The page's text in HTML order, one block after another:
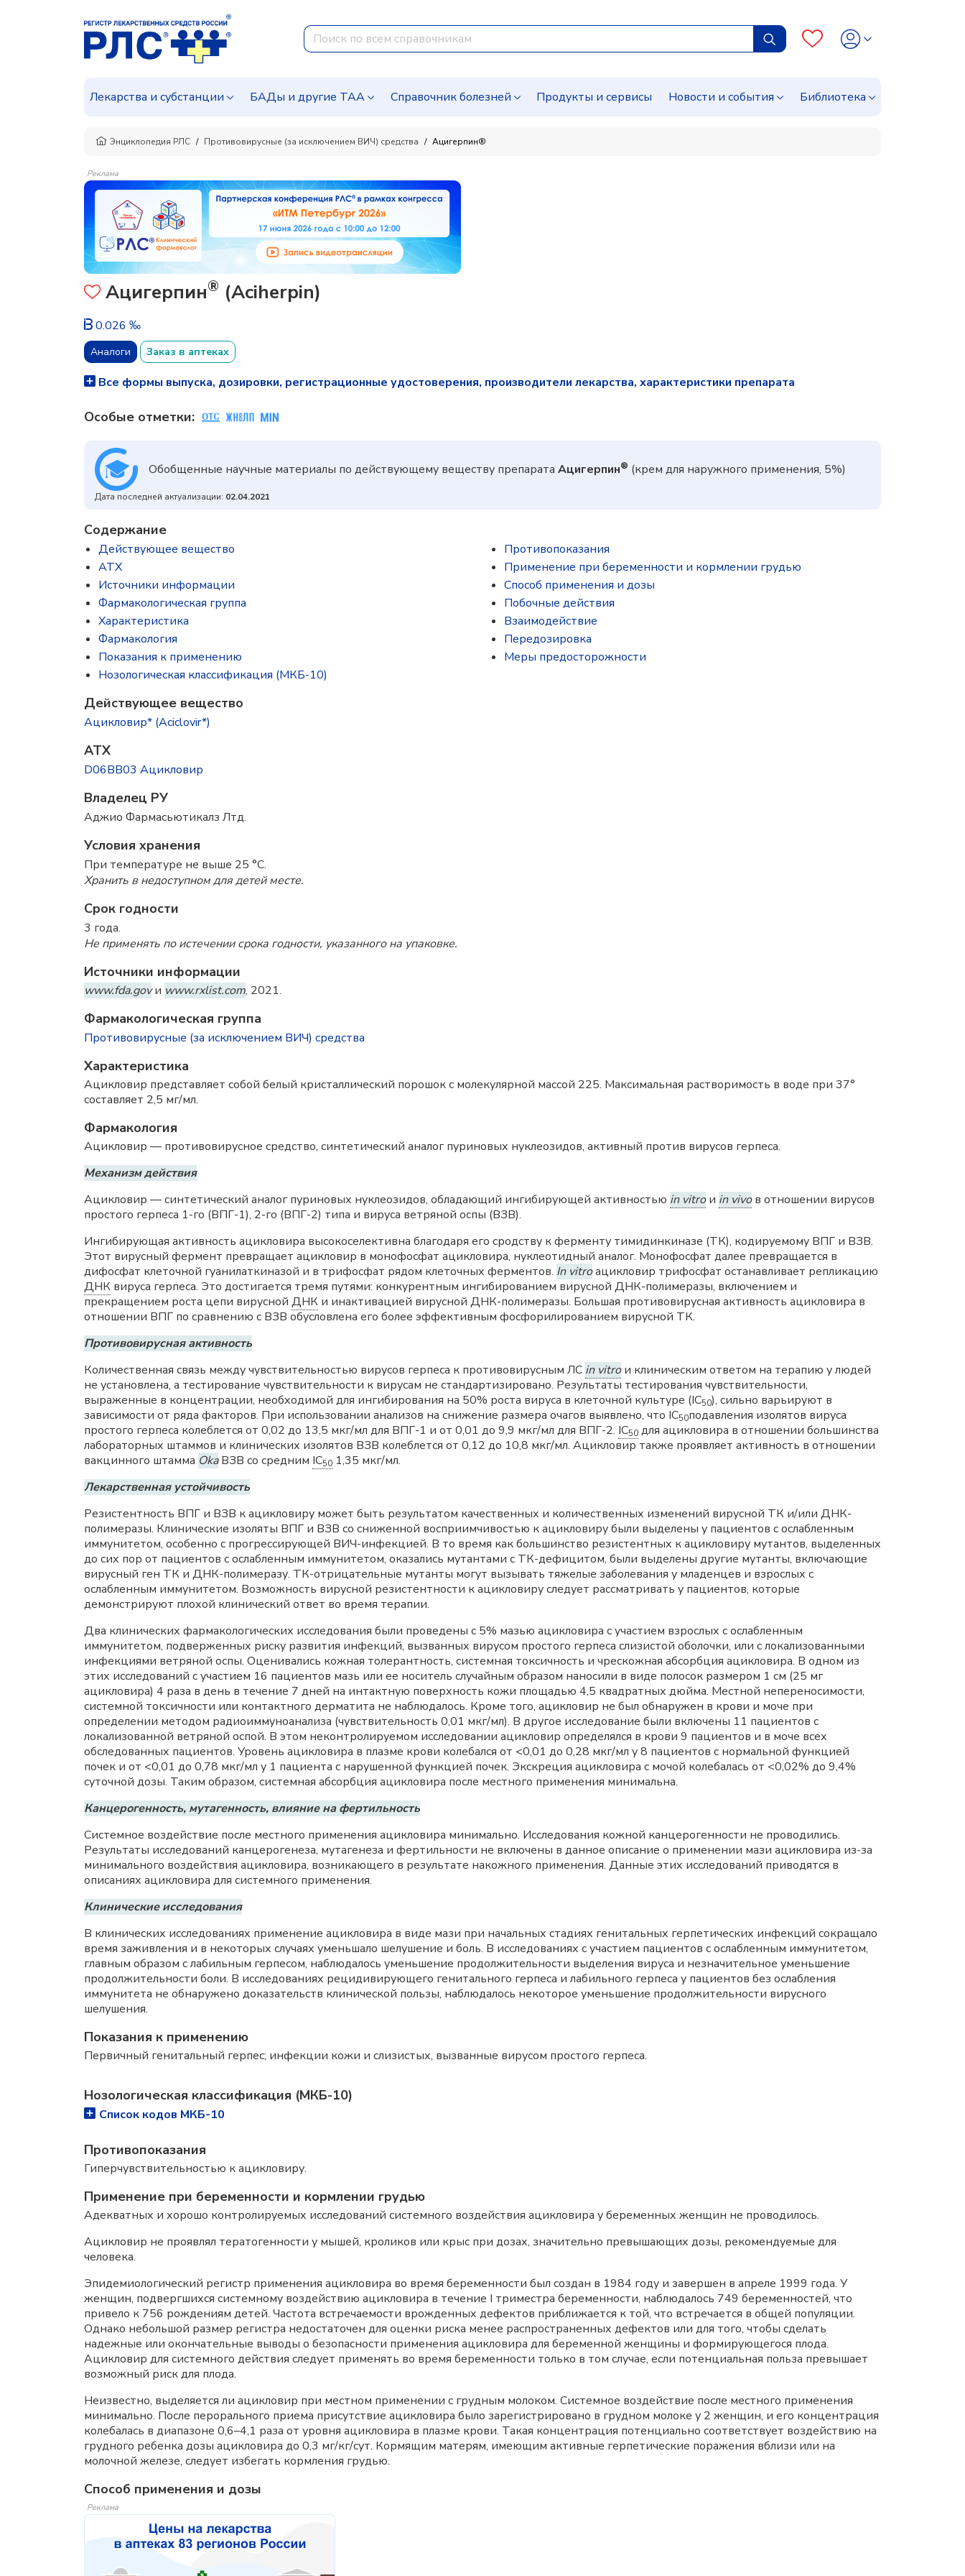
Лекарства и субстанции БАДы и другие ТАА Справочник болезней Продукты и сервисы Новости и события Библиотека
Энциклопедия РЛС Противовирусные (за исключением ВИЧ) средства Ацигерпин®
Реклама
Ацигерпин® (Aciherpin)
0.026 ‰
Аналоги Заказ в аптеках
Все формы выпуска, дозировки, регистрационные удостоверения, производители лекарства, характеристики препарата
Особые отметки:
Обобщенные научные материалы по действующему веществу препарата Ацигерпин® (крем для наружного применения, 5%)
Дата последней актуализации: 02.04.2021
Содержание
Действующее вещество
ATX
Источники информации
Фармакологическая группа
Характеристика
Фармакология
Показания к применению
Нозологическая классификация (МКБ-10)
Противопоказания
Применение при беременности и кормлении грудью
Способ применения и дозы
Побочные действия
Взаимодействие
Передозировка
Меры предосторожности
Действующее вещество
Ацикловир* (Aciclovir*)
ATX
D06BB03 Ацикловир
Владелец РУ
Аджио Фармасьютикалз Лтд.
Условия хранения
При температуре не выше 25 °C.
Хранить в недоступном для детей месте.
Срок годности
3 года.
Не применять по истечении срока годности, указанного на упаковке.
Источники информации
www.fda.govи www.rxlist.com, 2021.
Фармакологическая группа
Противовирусные (за исключением ВИЧ) средства
Характеристика
Ацикловир представляет собой белый кристаллический порошок с молекулярной массой 225. Максимальная растворимость в воде при 37°
составляет 2,5 мг/мл.
Фармакология
Ацикловир — противовирусное средство, синтетический аналог пуриновых нуклеозидов, активный против вирусов герпеса.
Механизм действия
Ацикловир — синтетический аналог пуриновых нуклеозидов, обладающий ингибирующей активностью in vitroи in vivoв отношении вирусов
простого герпеса 1-го (ВПГ-1), 2-го (ВПГ-2) типа и вируса ветряной оспы (ВЗВ).
Ингибирующая активность ацикловира высокоселективна благодаря его сродству к ферменту тимидинкиназе (ТК), кодируемому ВПГ и ВЗВ.
Этот вирусный фермент превращает ацикловир в монофосфат ацикловира, нуклеотидный аналог. Монофосфат далее превращается в
дифосфат клеточной гуанилаткиназой и в трифосфат рядом клеточных ферментов. In vitroацикловир трифосфат останавливает репликацию
ДНК вируса герпеса. Это достигается тремя путями: конкурентным ингибированием вирусной ДНК-полимеразы, включением и
прекращением роста цепи вирусной ДНК и инактивацией вирусной ДНК-полимеразы. Большая противовирусная активность ацикловира в
отношении ВПГ по сравнению с ВЗВ обусловлена его более эффективным фосфорилированием вирусной ТК.
Противовирусная активность
Количественная связь между чувствительностью вирусов герпеса к противовирусным ЛС in vitroи клиническим ответом на терапию у людей
не установлена, а тестирование чувствительности к вирусам не стандартизировано. Результаты тестирования чувствительности,
выраженные в концентрации, необходимой для ингибирования на 50% роста вируса в клеточной культуре (IC50), сильно варьируют в
зависимости от ряда факторов. При использовании анализов на снижение размера очагов выявлено, что IC50подавления изолятов вируса
простого герпеса колеблется от 0,02 до 13,5 мкг/мл для ВПГ-1 и от 0,01 до 9,9 мкг/мл для ВПГ-2. IC50 для ацикловира в отношении большинства
лабораторных штаммов и клинических изолятов ВЗВ колеблется от 0,12 до 10,8 мкг/мл. Ацикловир также проявляет активность в отношении
вакцинного штамма OkaВЗВ со средним IC50 1,35 мкг/мл.
Лекарственная устойчивость
Резистентность ВПГ и ВЗВ к ацикловиру может быть результатом качественных и количественных изменений вирусной ТК и/или ДНК-
полимеразы. Клинические изоляты ВПГ и ВЗВ со сниженной восприимчивостью к ацикловиру были выделены у пациентов с ослабленным
иммунитетом, особенно с прогрессирующей ВИЧ-инфекцией. В то время как большинство резистентных к ацикловиру мутантов, выделенных
до сих пор от пациентов с ослабленным иммунитетом, оказались мутантами с ТК-дефицитом, были выделены другие мутанты, включающие
вирусный ген ТК и ДНК-полимеразу. ТК-отрицательные мутанты могут вызывать тяжелые заболевания у младенцев и взрослых с
ослабленным иммунитетом. Возможность вирусной резистентности к ацикловиру следует рассматривать у пациентов, которые
демонстрируют плохой клинический ответ во время терапии.
Два клинических фармакологических исследования были проведены с 5% мазью ацикловира с участием взрослых с ослабленным
иммунитетом, подверженных риску развития инфекций, вызванных вирусом простого герпеса слизистой оболочки, или с локализованными
инфекциями ветряной оспы. Оценивались кожная толерантность, системная токсичность и чрескожная абсорбция ацикловира. В одном из
этих исследований с участием 16 пациентов мазь или ее носитель случайным образом наносили в виде полосок размером 1 см (25 мг
ацикловира) 4 раза в день в течение 7 дней на интактную поверхность кожи площадью 4,5 квадратных дюйма. Местной непереносимости,
системной токсичности или контактного дерматита не наблюдалось. Кроме того, ацикловир не был обнаружен в крови и моче при
определении методом радиоиммуноанализа (чувствительность 0,01 мкг/мл). В другое исследование были включены 11 пациентов с
локализованной ветряной оспой. В этом неконтролируемом исследовании ацикловир определялся в крови 9 пациентов и в моче всех
обследованных пациентов. Уровень ацикловира в плазме крови колебался от <0,01 до 0,28 мкг/мл у 8 пациентов с нормальной функцией
почек и от <0,01 до 0,78 мкг/мл у 1 пациента с нарушенной функцией почек. Экскреция ацикловира с мочой колебалась от <0,02% до 9,4%
суточной дозы. Таким образом, системная абсорбция ацикловира после местного применения минимальна.
Канцерогенность, мутагенность, влияние на фертильность
Системное воздействие после местного применения ацикловира минимально. Исследования кожной канцерогенности не проводились.
Результаты исследований канцерогенеза, мутагенеза и фертильности не включены в данное описание о применении мази ацикловира из-за
минимального воздействия ацикловира, возникающего в результате накожного применения. Данные этих исследований приводятся в
описаниях ацикловира для системного применения.
Клинические исследования
В клинических исследованиях применение ацикловира в виде мази при начальных стадиях генитальных герпетических инфекций сокращало
время заживления и в некоторых случаях уменьшало шелушение и боль. В исследованиях с участием пациентов с ослабленным иммунитетом,
главным образом с лабильным герпесом, наблюдалось уменьшение продолжительности выделения вируса и незначительное уменьшение
продолжительности боли. В исследованиях рецидивирующего генитального герпеса и лабильного герпеса у пациентов без ослабления
иммунитета не обнаружено доказательств клинической пользы, наблюдалось некоторое уменьшение продолжительности вирусного
шелушения.
Показания к применению
Первичный генитальный герпес; инфекции кожи и слизистых, вызванные вирусом простого герпеса.
Нозологическая классификация (МКБ-10)
Список кодов МКБ-10
Противопоказания
Гиперчувствительностью к ацикловиру.
Применение при беременности и кормлении грудью
Адекватных и хорошо контролируемых исследований системного воздействия ацикловира у беременных женщин не проводилось.
Ацикловир не проявлял тератогенности у мышей, кроликов или крыс при дозах, значительно превышающих дозы, рекомендуемые для
человека.
Эпидемиологический регистр применения ацикловира во время беременности был создан в 1984 году и завершен в апреле 1999 года. У
женщин, подвергшихся системному воздействию ацикловира в течение I триместра беременности, наблюдалось 749 беременностей, что
привело к 756 рождениям детей. Частота встречаемости врожденных дефектов приближается к той, что встречается в общей популяции.
Однако небольшой размер регистра недостаточен для оценки риска менее распространенных дефектов или для того, чтобы сделать
надежные или окончательные выводы о безопасности применения ацикловира для беременной женщины и формирующегося плода.
Ацикловир для системного действия следует применять во время беременности только в том случае, если потенциальная польза превышает
возможный риск для плода.
Неизвестно, выделяется ли ацикловир при местном применении с грудным молоком. Системное воздействие после местного применения
минимально. После перорального приема присутствие ацикловира было зарегистрировано в грудном молоке у 2 женщин, и его концентрация
колебалась в диапазоне 0,6–4,1 раза от уровня ацикловира в плазме крови. Такая концентрация потенциально соответствует воздействию на
грудного ребенка дозы ацикловира до 0,3 мг/кг/сут. Кормящим матерям, имеющим активные герпетические поражения вблизи или на
молочной железе, следует избегать кормления грудью.
Способ применения и дозы
Реклама